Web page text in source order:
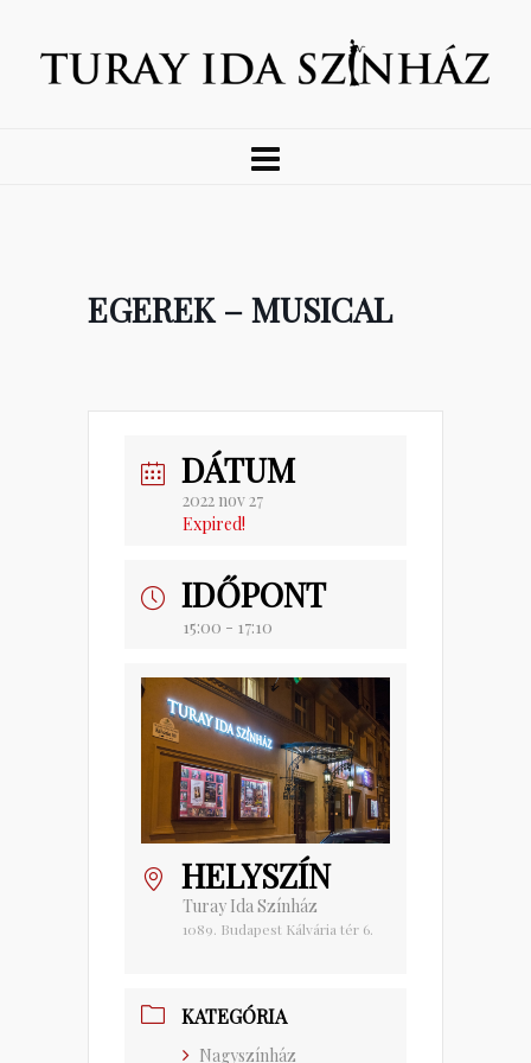
EGEREK – MUSICAL
DÁTUM
2022 nov 27
Expired!
IDŐPONT
15:00 - 17:10
HELYSZÍN
Turay Ida Színház
1089. Budapest Kálvária tér 6.
KATEGÓRIA
Nagyszínház